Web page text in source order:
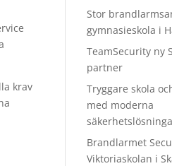
krav
Stor
gymnasieskola i
TeamSecurity ny
partner
Tryggare skola
med moderna
Brandlarmet
Viktoriaskolan i